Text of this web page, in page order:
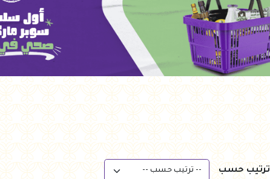
ترتيب حسب